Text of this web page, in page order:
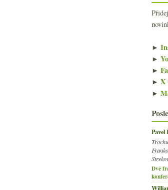
►
►
►
► X
►
Pavel
Dvě